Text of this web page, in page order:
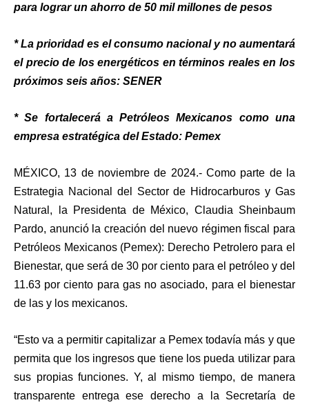
para lograr un ahorro de 50 mil millones de pesos
* La prioridad es el consumo nacional y no aumentará
el precio de los energéticos en términos reales en los
próximos seis años: SENER
* Se fortalecerá a Petróleos Mexicanos como una
empresa estratégica del Estado: Pemex
MÉXICO, 13 de noviembre de 2024.- Como parte de la
Estrategia Nacional del Sector de Hidrocarburos y Gas
Natural, la Presidenta de México, Claudia Sheinbaum
Pardo, anunció la creación del nuevo régimen fiscal para
Petróleos Mexicanos (Pemex): Derecho Petrolero para el
Bienestar, que será de 30 por ciento para el petróleo y del
11.63 por ciento para gas no asociado, para el bienestar
de las y los mexicanos.
“Esto va a permitir capitalizar a Pemex todavía más y que
permita que los ingresos que tiene los pueda utilizar para
sus propias funciones. Y, al mismo tiempo, de manera
transparente entrega ese derecho a la Secretaría de